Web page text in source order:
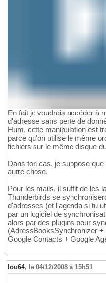
En fait je voudrais accéder à
d'adresse sans perte de
Hum, cette manipulation est
parce qu'on utilise le même
fichiers sur le même disque
Dans ton cas, je suppose
autre chose.
Pour les mails, il suffit de les
Thunderbirds se
d'adresses (et l'agenda si tu
par un logiciel de
alors par des plugins pour
(AdressBooksSynchronizer
Google Contacts + Google
lou64, le 04/12/2008 à 15h51